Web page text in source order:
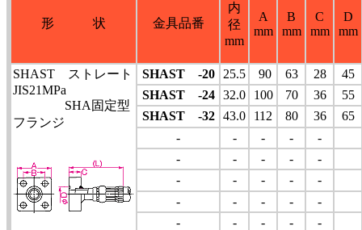
形 状 金具品番
内
径
mm
A
mm
B
mm
C
mm
D
mm
SHAST ストレート
JIS21MPa
SHA固定型
フランジ
SHAST -20 25.5 90 63 28
45
SHAST -24
32.0 100 70 36
55
SHAST -32
43.0 112 80 36
65
-
- - -
-
-
- - -
-
-
- - -
-
-
- - -
-
-
- - -
-